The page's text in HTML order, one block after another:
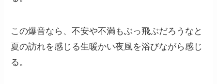
この爆音なら、不安や不満もぶっ飛ぶだろうなと
夏の訪れを感じる生暖かい夜風を浴びながら感じ
る。